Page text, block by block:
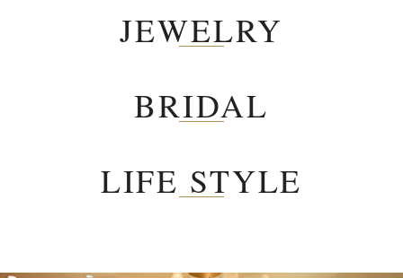
JEWELRY
BRIDAL
LIFE STYLE